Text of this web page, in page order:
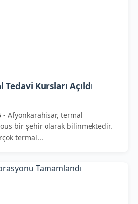
Kursları Açıldı
- Afyonkarahisar, termal
bir şehir olarak bilinmektedir.
termal...